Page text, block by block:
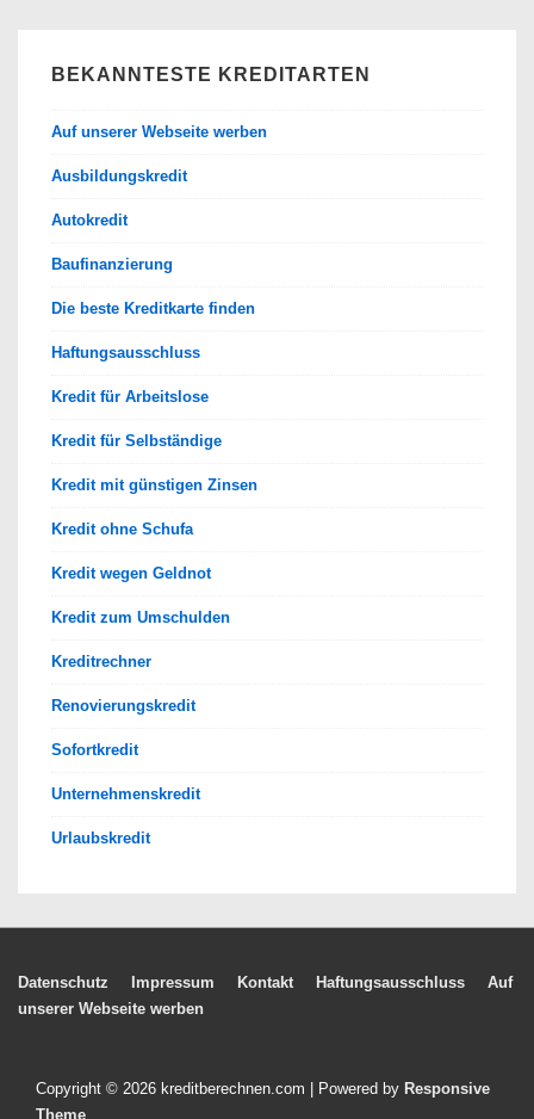
BEKANNTESTE KREDITARTEN
Auf unserer Webseite werben
Ausbildungskredit
Autokredit
Baufinanzierung
Die beste Kreditkarte finden
Haftungsausschluss
Kredit für Arbeitslose
Kredit für Selbständige
Kredit mit günstigen Zinsen
Kredit ohne Schufa
Kredit wegen Geldnot
Kredit zum Umschulden
Kreditrechner
Renovierungskredit
Sofortkredit
Unternehmenskredit
Urlaubskredit
Footer-
Datenschutz Impressum Kontakt Haftungsausschluss
Auf
unserer Webseite werben
Copyright © 2026 kreditberechnen.com | Powered by Responsive
Theme